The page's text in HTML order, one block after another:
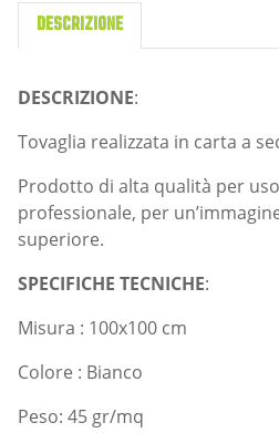
DESCRIZIONE
DESCRIZIONE:
Tovaglia realizzata in carta a
Prodotto di alta qualità per
professionale, per
superiore.
SPECIFICHE TECNICHE:
Misura : 100x100 cm
Colore : Bianco
Peso: 45 gr/mq